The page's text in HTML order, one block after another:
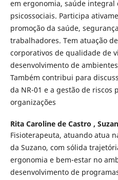
em ergonomia, saúde integral
psicossociais. Participa
promoção da saúde,
trabalhadores. Tem atuação
corporativos de qualidade de
desenvolvimento de
Também contribui para
da NR-01 e a gestão de riscos
organizações
Rita Caroline de Castro ,
Fisioterapeuta, atuando atua
da Suzano, com sólida
ergonomia e bem-estar no
desenvolvimento de